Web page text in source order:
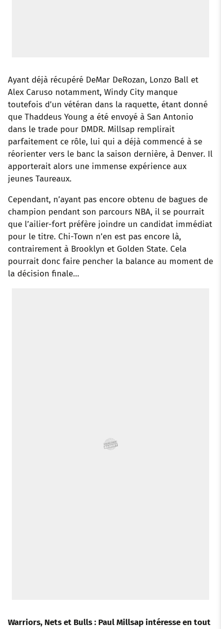
Ayant déjà récupéré DeMar DeRozan, Lonzo Ball et
Alex Caruso notamment, Windy City manque
toutefois d’un vétéran dans la raquette, étant donné
que Thaddeus Young a été envoyé à San Antonio
dans le trade pour DMDR. Millsap remplirait
parfaitement ce rôle, lui qui a déjà commencé à se
réorienter vers le banc la saison dernière, à Denver. Il
apporterait alors une immense expérience aux
jeunes Taureaux.
Cependant, n’ayant pas encore obtenu de bagues de
champion pendant son parcours NBA, il se pourrait
que l’ailier-fort préfère joindre un candidat immédiat
pour le titre. Chi-Town n’en est pas encore là,
contrairement à Brooklyn et Golden State. Cela
pourrait donc faire pencher la balance au moment de
la décision finale…
Warriors, Nets et Bulls : Paul Millsap intéresse en tout